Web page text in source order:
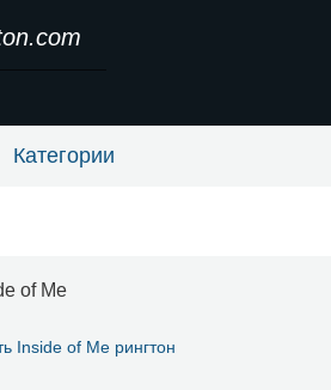
Категории
of Me
Inside of Me рингтон